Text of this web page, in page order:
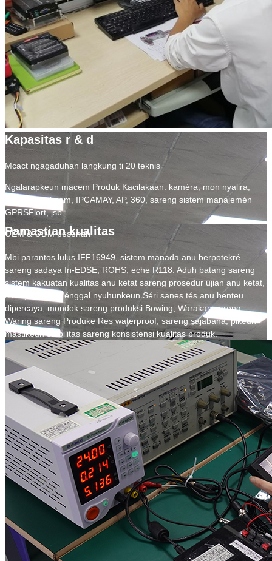
Kapasitas r & d
Mcact ngagaduhan langkung ti 20 teknis
Ngalarapkeun macem Produk Kacilakaan: kaméra, mon nyalira,
MDVR, Dashcam, IPCAMAY, AP, 360, sareng sistem manajemén
GPRSFlort, jsb.
OEM & ODM pesenan
Pamastian kualitas
Mbi parantos lulus IFF16949, sistem manada anu berpotekré
sareng sadaya In-EDSE, ROHS, eche R118. Aduh batang sareng
sistem kakuatan kualitas anu ketat sareng prosedur ujian anu ketat,
sadaya produk énggal nyuhunkeun Séri sanes tés anu henteu
dipercaya, mondok sareng produksi Bowing, Warakan sareng
Waring sareng Produke Res waterproof, sareng sajabana, pikeun
mastikeun stabilitas sareng konsistensi kualitas produk.